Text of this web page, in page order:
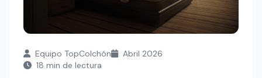
Equipo TopColchón
Abril 2026
18 min de lectura